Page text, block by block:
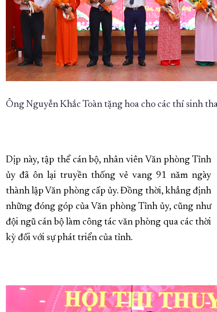
Ông Nguyễn Khắc Toàn tặng hoa cho các thí sinh
Dịp này, tập thể cán bộ, nhân viên Văn phòng Tỉnh
ủy đã ôn lại truyền thống vẻ vang 91 năm ngày
thành lập Văn phòng cấp ủy. Đồng thời, khẳng định
những đóng góp của Văn phòng Tỉnh ủy, cũng như
đội ngũ cán bộ làm công tác văn phòng qua các thời
kỳ đối với sự phát triển của tỉnh.